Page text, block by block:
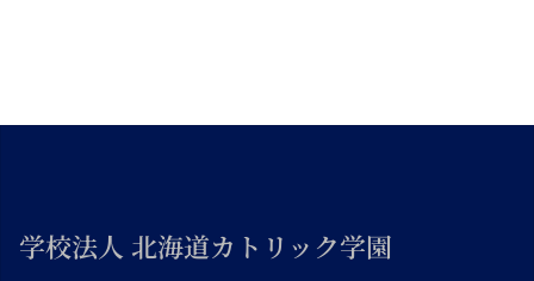
学校法人 北海道カトリック学園